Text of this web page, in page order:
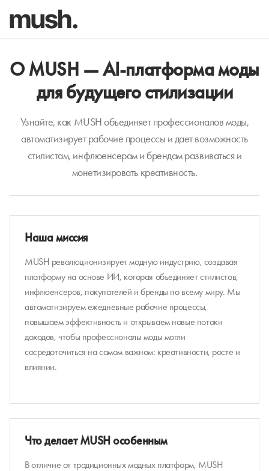
О MUSH — AI-платформа моды
для будущего стилизации
Узнайте, как MUSH объединяет профессионалов моды,
автоматизирует рабочие процессы и дает возможность
стилистам, инфлюенсерам и брендам развиваться и
монетизировать креативность.
Наша миссия
MUSH революционизирует модную индустрию, создавая
платформу на основе ИИ, которая объединяет стилистов,
инфлюенсеров, покупателей и бренды по всему миру. Мы
автоматизируем ежедневные рабочие процессы,
повышаем эффективность и открываем новые потоки
доходов, чтобы профессионалы моды могли
сосредоточиться на самом важном: креативности, росте и
влиянии.
Что делает MUSH особенным
В отличие от традиционных модных платформ, MUSH